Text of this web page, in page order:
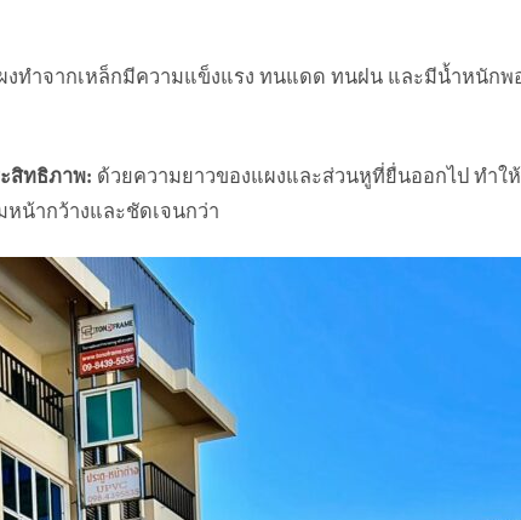
งทำจากเหล็กมีความแข็งแรง ทนแดด ทนฝน และมีน้ำหนักพ
สิทธิภาพ: ด้วยความยาวของแผงและส่วนหูที่ยื่นออกไป ทำใ
หน้ากว้างและชัดเจนกว่า